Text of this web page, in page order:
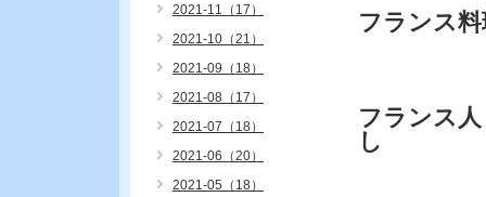
フランス
フランス
し
2021-11（17）
2021-10（21）
2021-09（18）
2021-08（17）
2021-07（18）
2021-06（20）
2021-05（18）